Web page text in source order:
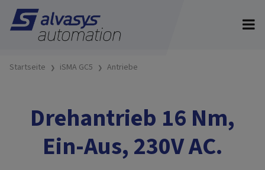
Startseite iSMA GC5 Antriebe
Drehantrieb 16 Nm,
Ein-Aus, 230V AC.